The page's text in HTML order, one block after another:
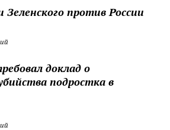
Зеленского против России
доклад о
подростка в